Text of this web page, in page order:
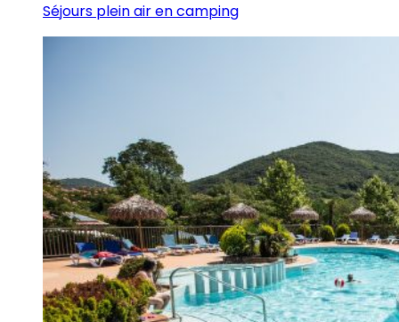
Séjours plein air en camping